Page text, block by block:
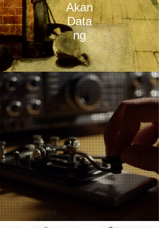
Akan
Data
ng